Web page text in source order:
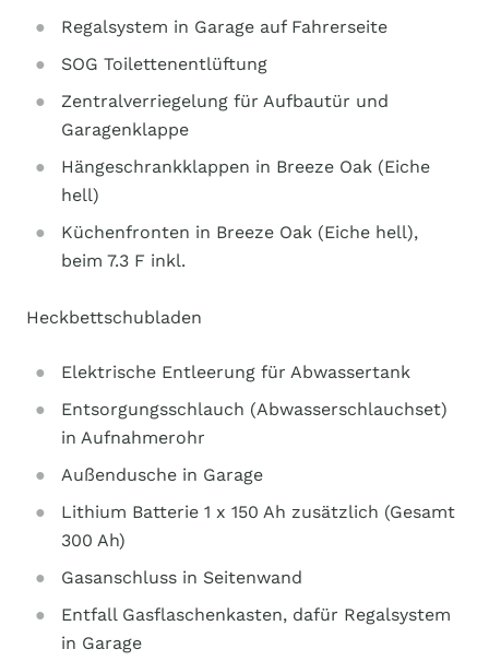
Regalsystem in Garage auf Fahrerseite
SOG Toilettenentlüftung
Zentralverriegelung für Aufbautür und
Garagenklappe
Hängeschrankklappen in Breeze Oak (Eiche
hell)
Küchenfronten in Breeze Oak (Eiche hell),
beim 7.3 F inkl.
Heckbettschubladen
Elektrische Entleerung für Abwassertank
Entsorgungsschlauch (Abwasserschlauchset)
in Aufnahmerohr
Außendusche in Garage
Lithium Batterie 1 x 150 Ah zusätzlich (Gesamt
300 Ah)
Gasanschluss in Seitenwand
Entfall Gasflaschenkasten, dafür Regalsystem
in Garage